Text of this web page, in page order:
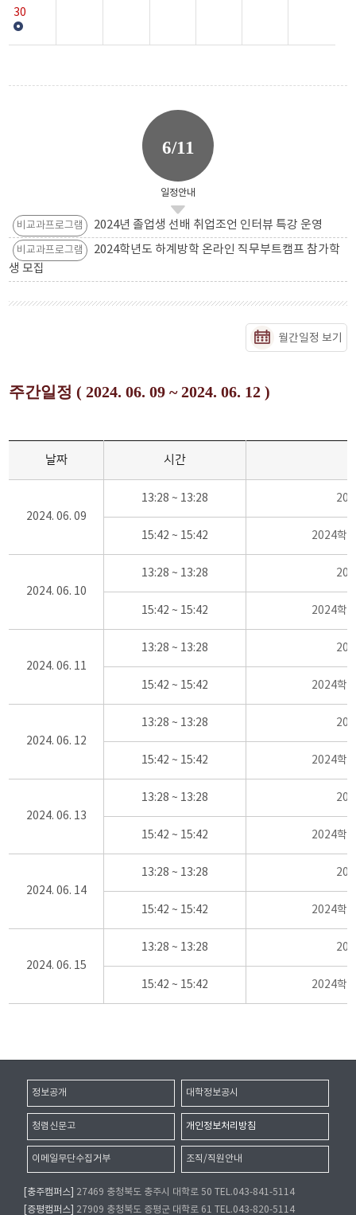
30
6/11
일정안내
비교과프로그램 2024년 졸업생 선배 취업조언 인터뷰 특강 운영
비교과프로그램
2024학년도 하계방학 온라인 직무부트캠프 참가학
생 모집
월간일정 보기
주간일정 ( 2024. 06. 09 ~ 2024. 06. 12 )
날짜 시간
2024. 06. 09
13:28 ~ 13:28
15:42 ~ 15:42 2024학
2024. 06. 10
13:28 ~ 13:28
15:42 ~ 15:42 2024학
2024. 06. 11
13:28 ~ 13:28
15:42 ~ 15:42 2024학
2024. 06. 12
13:28 ~ 13:28
15:42 ~ 15:42 2024학
2024. 06. 13
13:28 ~ 13:28
15:42 ~ 15:42 2024학
2024. 06. 14
13:28 ~ 13:28
15:42 ~ 15:42 2024학
2024. 06. 15
13:28 ~ 13:28
15:42 ~ 15:42 2024학
정보공개 대학정보공시
청렴신문고 개인정보처리방침
이메일무단수집거부 조직/직원안내
[충주캠퍼스]
27469 충청북도 충주시 대학로 50 TEL.043-841-5114
[증평캠퍼스]
27909 충청북도 증평군 대학로 61 TEL.043-820-5114